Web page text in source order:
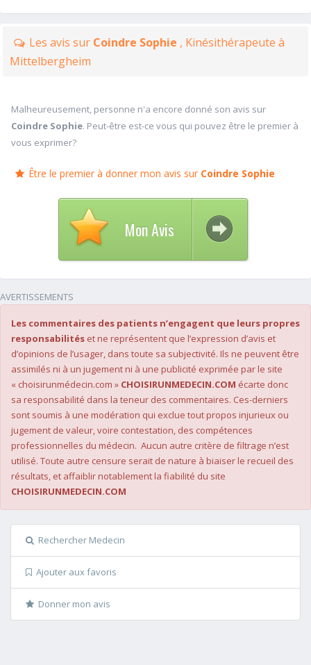
Les avis sur Coindre Sophie , Kinésithérapeute à
Mittelbergheim
Malheureusement, personne n'a encore donné son avis sur
Coindre Sophie. Peut-être est-ce vous qui pouvez être le premier à
vous exprimer?
Être le premier à donner mon avis sur Coindre Sophie
Mon Avis
AVERTISSEMENTS
Les commentaires des patients n’engagent que leurs propres
responsabilités et ne représentent que l’expression d’avis et
d’opinions de l’usager, dans toute sa subjectivité. Ils ne peuvent être
assimilés ni à un jugement ni à une publicité exprimée par le site
« choisirunmédecin.com » CHOISIRUNMEDECIN.COM écarte donc
sa responsabilité dans la teneur des commentaires. Ces-derniers
sont soumis à une modération qui exclue tout propos injurieux ou
jugement de valeur, voire contestation, des compétences
professionnelles du médecin. Aucun autre critère de filtrage n’est
utilisé. Toute autre censure serait de nature à biaiser le recueil des
résultats, et affaiblir notablement la fiabilité du site
CHOISIRUNMEDECIN.COM
Rechercher Medecin
Ajouter aux favoris
Donner mon avis